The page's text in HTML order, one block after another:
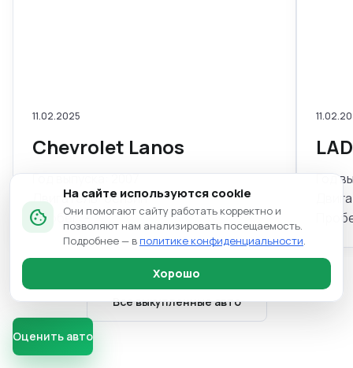
11.02.2025
Chevrolet Lanos
Год выпуска: 2007
Двигатель: бензин
Пробег: -
Год
Все выкупленные авто
Оценить авто
cookie
На сайте используются cookie
Они помогают сайту работать корректно и
позволяют нам анализировать посещаемость.
Подробнее — в политике конфиденциальности.
Хорошо